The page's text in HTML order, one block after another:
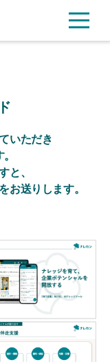
いただき
と、
お送りします。